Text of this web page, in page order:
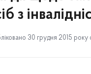
з
30 грудня 2015 року